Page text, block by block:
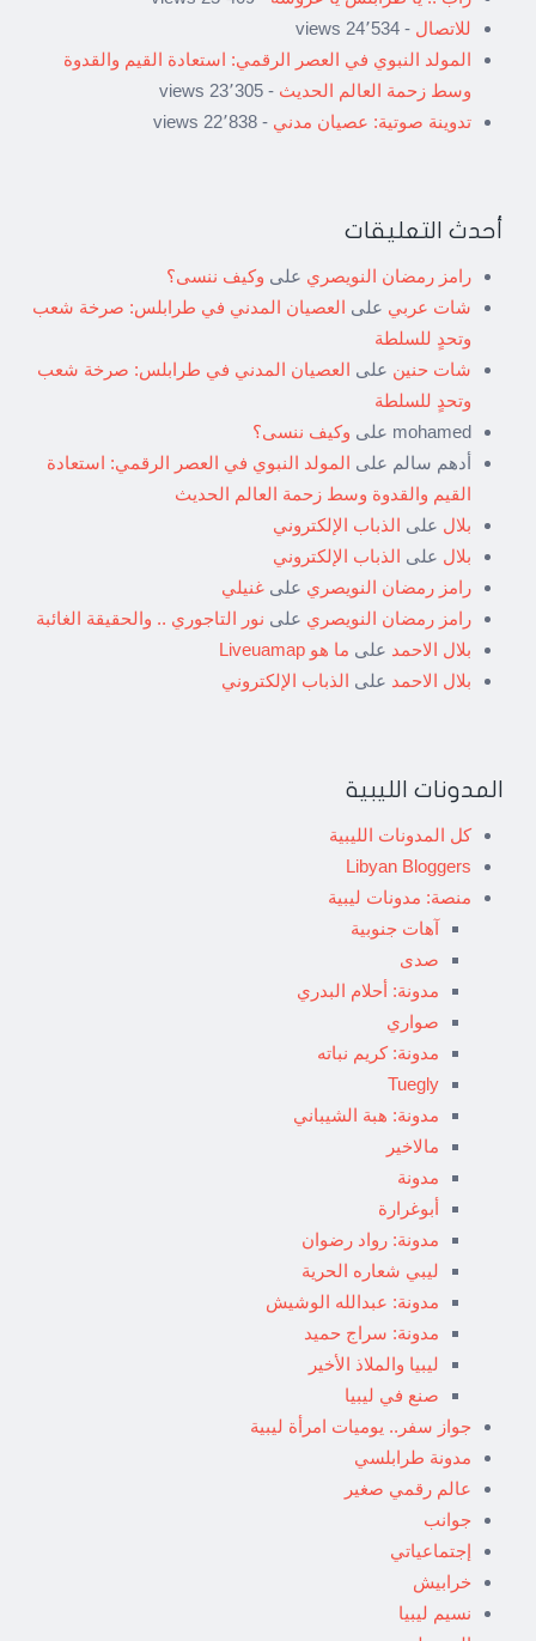
للاتصال - 24٬534 views
المولد النبوي في العصر الرقمي: استعادة القيم والقدوة
وسط زحمة العالم الحديث - 23٬305 views
تدوينة صوتية: عصيان مدني - 22٬838 views
أحدث التعليقات
رامز رمضان النويصري على وكيف ننسى؟
شات عربي على العصيان المدني في طرابلس: صرخة شعب
وتحدٍ للسلطة
شات حنين على العصيان المدني في طرابلس: صرخة شعب
وتحدٍ للسلطة
mohamed على وكيف ننسى؟
أدهم سالم على المولد النبوي في العصر الرقمي: استعادة
القيم والقدوة وسط زحمة العالم الحديث
بلال على الذباب الإلكتروني
بلال على الذباب الإلكتروني
رامز رمضان النويصري على غنيلي
رامز رمضان النويصري على نور التاجوري .. والحقيقة الغائبة
بلال الاحمد على ما هو Liveuamap
بلال الاحمد على الذباب الإلكتروني
المدونات الليبية
كل المدونات الليبية
Libyan Bloggers
منصة: مدونات ليبية
آهات جنوبية
صدى
مدونة: أحلام البدري
صواري
مدونة: كريم نباته
Tuegly
مدونة: هبة الشيباني
مالاخير
مدونة
أبوغرارة
مدونة: رواد رضوان
ليبي شعاره الحرية
مدونة: عبدالله الوشيش
مدونة: سراج حميد
ليبيا والملاذ الأخير
صنع في ليبيا
جواز سفر.. يوميات امرأة ليبية
مدونة طرابلسي
عالم رقمي صغير
جوانب
إجتماعياتي
خرابيش
نسيم ليبيا